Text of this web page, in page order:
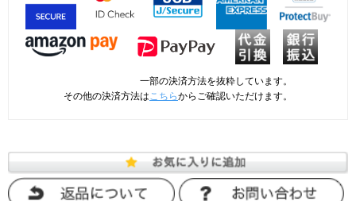
一部の決済方法を抜粋しています。
その他の決済方法は こちらからご確認いただけます。